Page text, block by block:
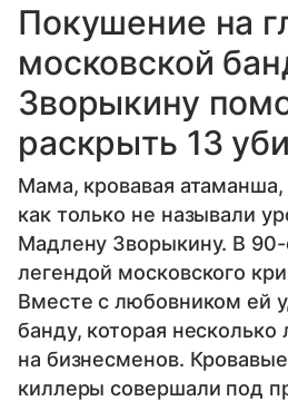
Покушение на
московской
Зворыкину
раскрыть 13
Мама, кровавая
как только не называли
Мадлену Зворыкину. В 90-
легендой московского
Вместе с любовником ей
банду, которая
на бизнесменов.
киллеры совершали под